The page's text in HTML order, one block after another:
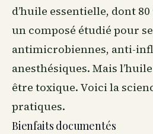
d’huile essentielle, dont
un composé étudié pour
antimicrobiennes, anti-
anesthésiques. Mais
être toxique. Voici la
pratiques.
Bienfaits documentés